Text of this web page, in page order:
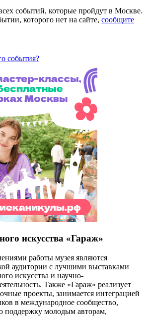
событий, которые пройдут в Москве.
которого нет на сайте, сообщите
события?
искусства «Гараж»
работы музея являются
аудитории с лучшими выставками
искусства и научно-
Также «Гараж» реализует
проекты, занимается интеграцией
в международное сообщество,
поддержку молодым авторам,